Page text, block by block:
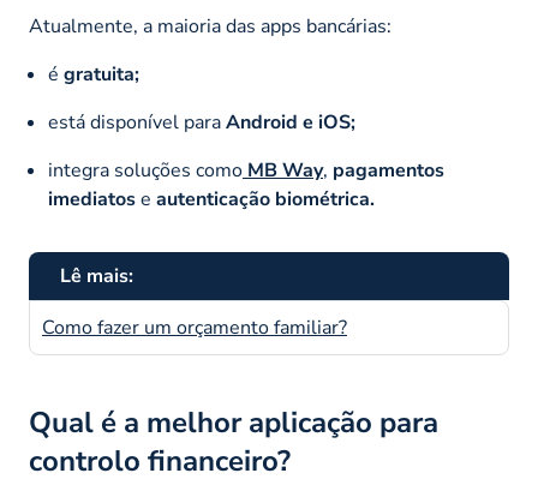
Atualmente, a maioria das apps bancárias:
é gratuita;
está disponível paraAndroid e iOS;
integra soluções como MB Way, pagamentos
imediatose autenticação biométrica.
Lê mais:
Como fazer um orçamento familiar?
Qual é a melhor aplicação para
controlo financeiro?